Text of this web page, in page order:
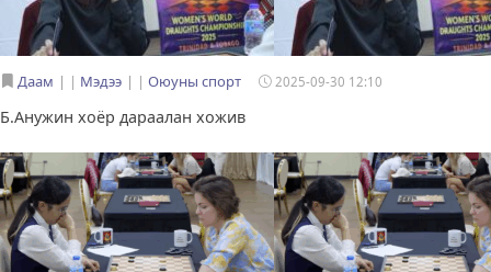
Даам | Мэдээ | Оюуны спорт 2025-09-30 12:10
Б.Анужин хоёр дараалан хожив